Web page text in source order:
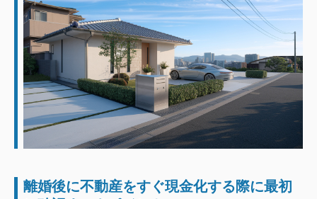
離婚後に不動産をすぐ現金化する際に最初